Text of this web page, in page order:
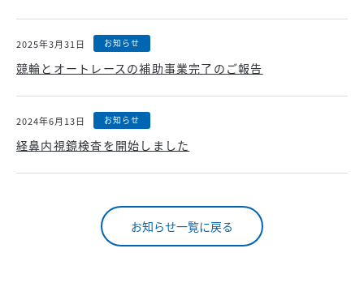
2025年3月31日 お知らせ
競輪とオートレースの補助事業完了のご報告
2024年6月13日 お知らせ
経鼻内視鏡検査を開始しました
お知らせ一覧に戻る